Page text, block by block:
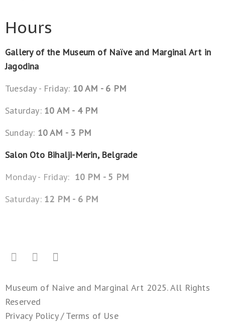
Hours
Gallery of the Museum of Naïve and Marginal Art in
Jagodina
Tuesday - Friday: 10 AM - 6 PM
Saturday: 10 AM - 4 PM
Sunday: 10 AM - 3 PM
Salon Oto Bihalji-Merin, Belgrade
Monday - Friday: 10 PM - 5 PM
Saturday: 12 PM - 6 PM
Museum of Naive and Marginal Art 2025. All Rights
Reserved
Privacy Policy /Terms of Use